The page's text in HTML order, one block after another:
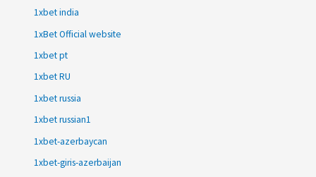
1xbet india
1xBet Official website
1xbet pt
1xbet RU
1xbet russia
1xbet russian1
1xbet-azerbaycan
1xbet-giris-azerbaijan